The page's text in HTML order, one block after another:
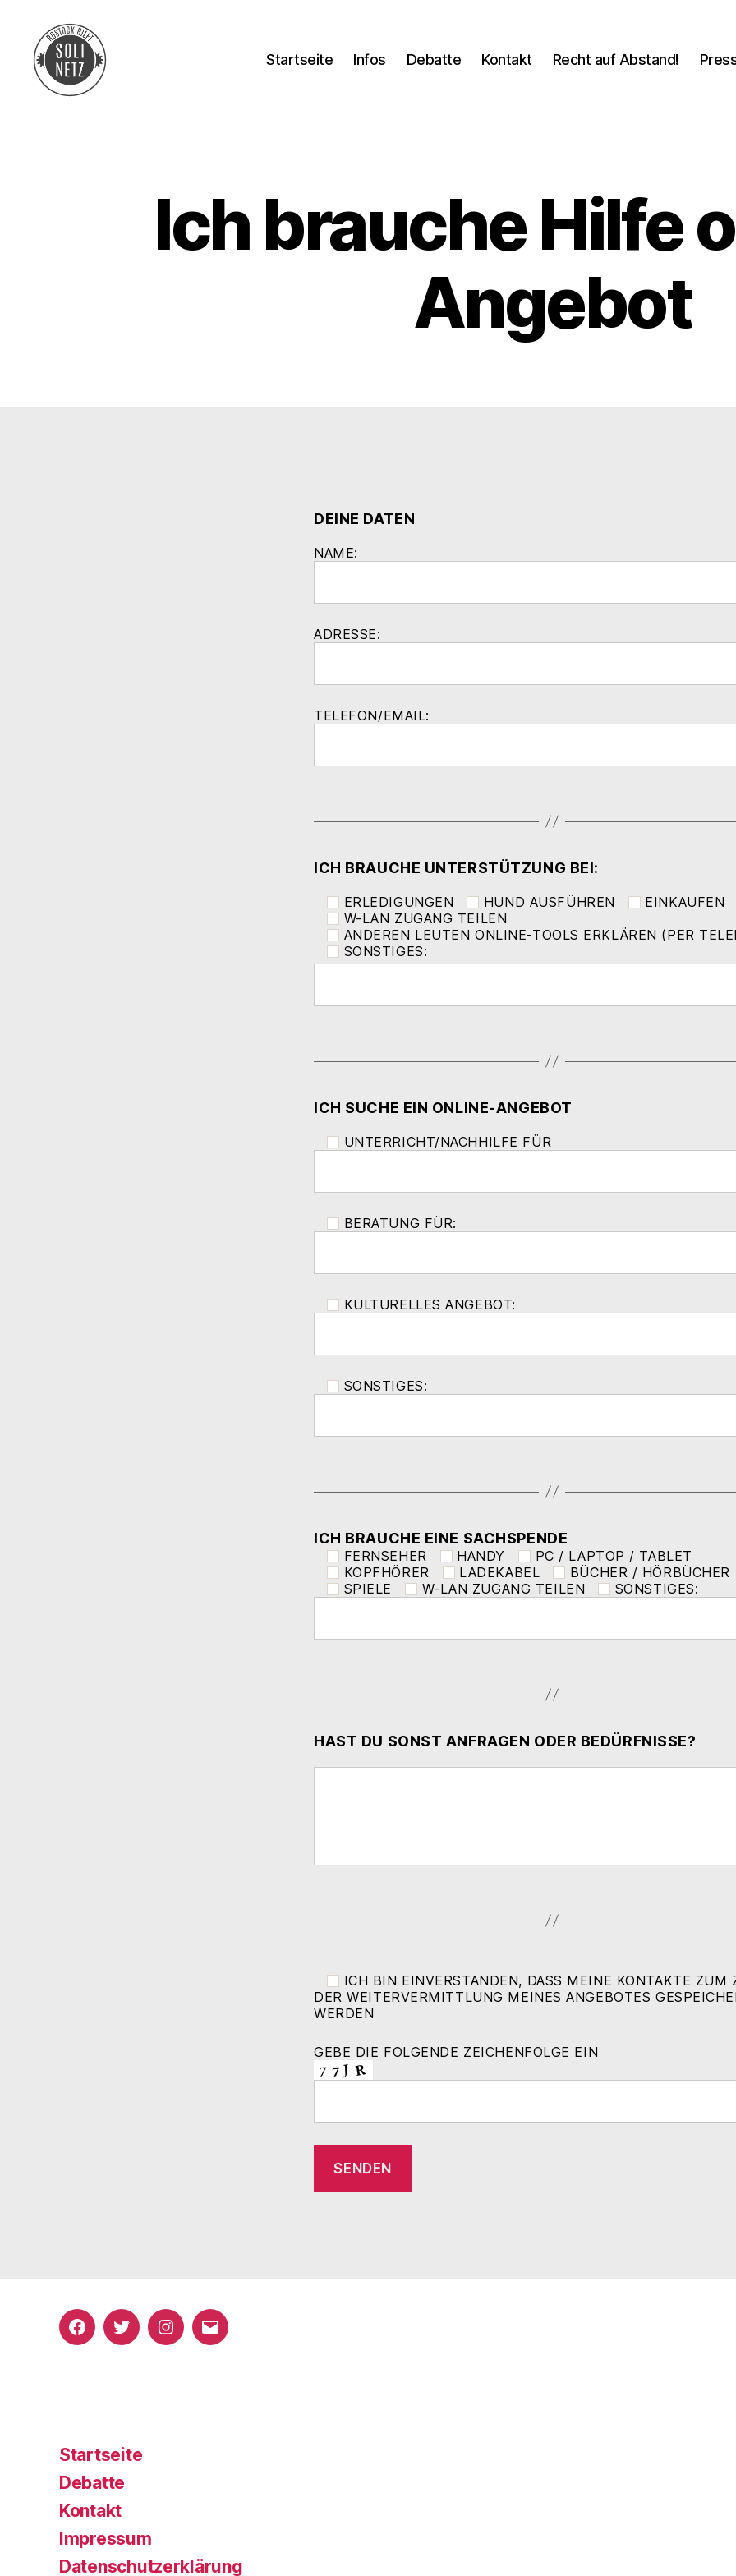
Startseite Infos Debatte Kontakt Recht auf Abstand!
Ich brauche Hilfe
Angebot
DEINE DATEN
NAME:
ADRESSE:
TELEFON/EMAIL:
ICH BRAUCHE UNTERSTÜTZUNG BEI:
ERLEDIGUNGEN HUND AUSFÜHREN
EINKAUFEN
W-LAN ZUGANG TEILEN
ANDEREN LEUTEN ONLINE-TOOLS ERKLÄREN (PER
SONSTIGES:
ICH SUCHE EIN ONLINE-ANGEBOT
UNTERRICHT/NACHHILFE FÜR
BERATUNG FÜR:
KULTURELLES ANGEBOT:
SONSTIGES:
ICH BRAUCHE EINE SACHSPENDE
FERNSEHER HANDY
PC / LAPTOP / TABLET
KOPFHÖRER
LADEKABEL
BÜCHER / HÖRBÜCHER
SPIELE
W-LAN ZUGANG TEILEN SONSTIGES:
HAST DU SONST ANFRAGEN ODER BEDÜRFNISSE?
ICH BIN EINVERSTANDEN, DASS MEINE KONTAKTE ZUM
DER WEITERVERMITTLUNG MEINES ANGEBOTES
WERDEN
GEBE DIE FOLGENDE ZEICHENFOLGE EIN
FacebookTwitterInstagram
E-
Startseite
Debatte
Kontakt
Impressum
Datenschutzerklärung